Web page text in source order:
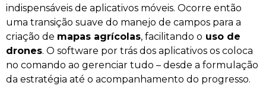
indispensáveis de aplicativos móveis. Ocorre então
uma transição suave do manejo de campos para a
criação de mapas agrícolas, facilitando o uso de
drones. O software por trás dos aplicativos os coloca
no comando ao gerenciar tudo – desde a formulação
da estratégia até o acompanhamento do progresso.